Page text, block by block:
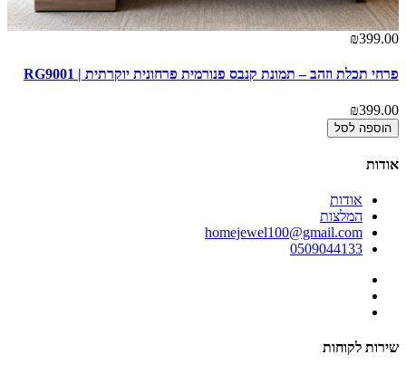
₪399.00
פרחי תכלת וזהב – תמונת קנבס פנורמית פרחונית יוקרתית | RG9001
₪399.00
הוספה לסל
אודות
אודות
המלצות
homejewel100@gmail.com
0509044133
שירות לקוחות